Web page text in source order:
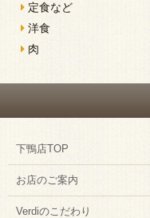
定食など
洋食
肉
下鴨店TOP
お店のご案内
Verdiのこだわり